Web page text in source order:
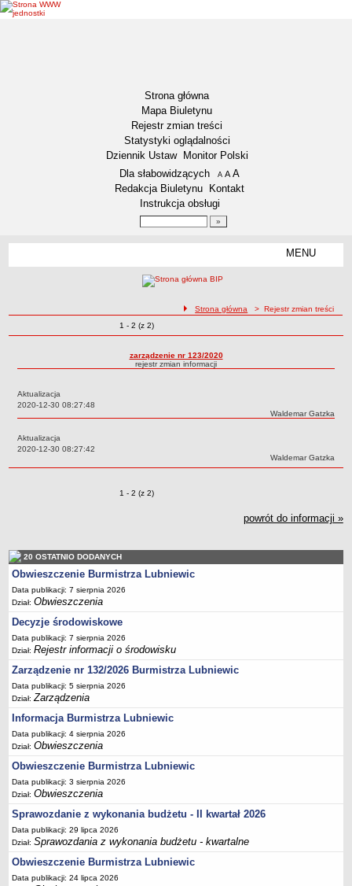
Strona główna
Mapa Biuletynu
Rejestr zmian treści
Statystyki oglądalności
Dziennik Ustaw
Monitor Polski
Menu dodatkowe
Dla słabowidzących A pomniejsz czcionkę
A standardowy rozmiar czcionki
A
Redakcja Biuletynu
Kontakt
Instrukcja obsługi
MENU
Sołectwa
Współpraca zagraniczna
Strategia rozwoju Gminy
Aktualności
Obwieszczenia, ogłoszenia i komunikaty
Rozkłady jazdy autobusów
Wodociągi - ocena jakości wody
KONKURSY
Ogłoszenia o konkursach
Dane adresowe
Burmistrz Lubniewic
Zastępca Burmistrza Lubniewic
Sekretarz Gminy
Skarbnik Gminy
Informacja turystyczna
Regulamin i schemat organizacyjny
Przewodnik po urzędzie
Kodeks etyczny
Oświadczenia majątkowe
Raporty
ścieżka nawigacji
Strona główna > Rejestr zmian treści
Zmiany o pozycjach
1 - 2 (z 2)
zarządzenie nr 123/2020
rejestr zmian informacji
Aktualizacja
Data:
2020-12-30 08:27:48
Autor:
Waldemar Gatzka
Aktualizacja
Data:
2020-12-30 08:27:42
Autor:
Waldemar Gatzka
Zmiany o pozycjach
1 - 2 (z 2)
powrót do informacji »
20 OSTATNIO DODANYCH
Obwieszczenie Burmistrza Lubniewic
Data publikacji: 7 sierpnia 2026
Dział:Obwieszczenia
Decyzje środowiskowe
Data publikacji: 7 sierpnia 2026
Dział:Rejestr informacji o środowisku
Zarządzenie nr 132/2026 Burmistrza Lubniewic
Data publikacji: 5 sierpnia 2026
Dział:Zarządzenia
Informacja Burmistrza Lubniewic
Data publikacji: 4 sierpnia 2026
Dział:Obwieszczenia
Obwieszczenie Burmistrza Lubniewic
Data publikacji: 3 sierpnia 2026
Dział:Obwieszczenia
Sprawozdanie z wykonania budżetu - II kwartał 2026
Data publikacji: 29 lipca 2026
Dział:Sprawozdania z wykonania budżetu - kwartalne
Obwieszczenie Burmistrza Lubniewic
Data publikacji: 24 lipca 2026